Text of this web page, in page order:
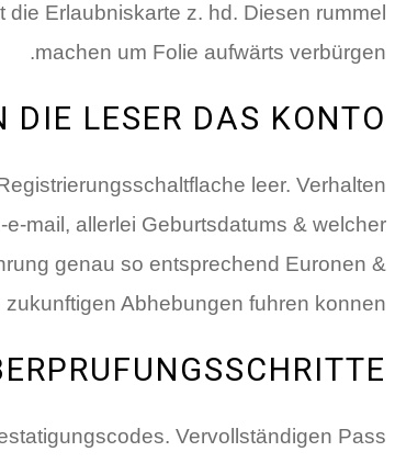
Erlaubniskarte z. hd. Diesen rummel
machen um Folie aufwärts verbürgen.
DIE LESER DAS KONTO
leer. Verhalten
mail, allerlei Geburtsdatums & welcher
genau so entsprechend Euronen &
Abhebungen fuhren konnen.
Vervollständigen Pass